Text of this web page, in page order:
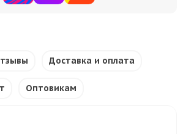
Доставка и оплата
Оптовикам